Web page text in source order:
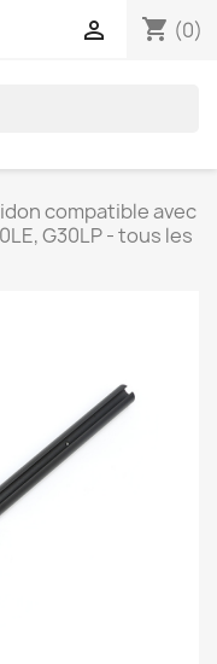
shopping_cart (0)

compatible avec
G30LP - tous les